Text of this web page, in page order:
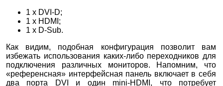
1 х DVI-D;
1 х HDMI;
1 х D-Sub.
Как видим, подобная конфигурация позволит вам
избежать использования каких-либо переходников для
подключения различных мониторов. Напомним, что
«референсная» интерфейсная панель включает в себя
два порта DVI и один mini-HDMI, что потребует